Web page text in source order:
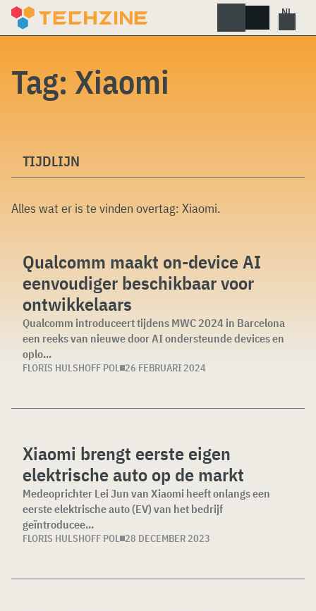
Skip
Tag: Xiaomi
TIJDLIJN
Alles wat er is te vinden overtag: Xiaomi.
Qualcomm maakt on-device AI
eenvoudiger beschikbaar voor
ontwikkelaars
Qualcomm introduceert tijdens MWC 2024 in Barcelona
een reeks van nieuwe door AI ondersteunde devices en
oplo...
FLORIS HULSHOFF POL 26 FEBRUARI 2024
Xiaomi brengt eerste eigen
elektrische auto op de markt
Medeoprichter Lei Jun van Xiaomi heeft onlangs een
eerste elektrische auto (EV) van het bedrijf
geïntroducee...
FLORIS HULSHOFF POL 28 DECEMBER 2023